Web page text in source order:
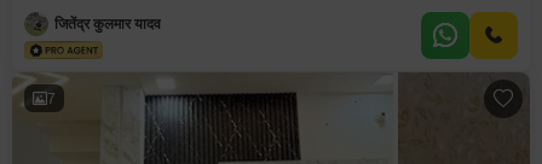
जितेंद्र कुलमार यादव
7